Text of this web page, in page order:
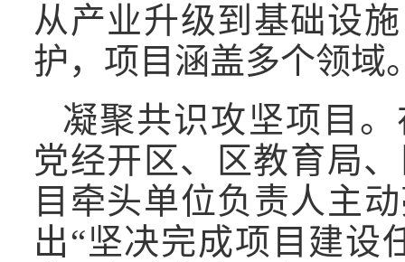
从产业升级到基础设
护，项目涵盖多个领域
凝聚共识攻坚项目
党经开区、区教育局
目牵头单位负责人主
出“坚决完成项目建设